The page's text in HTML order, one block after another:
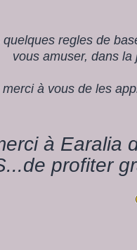
regles de
vous amuser, dans
à vous de les
à Earalia
profiter